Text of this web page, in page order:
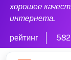
хорошее
интернета.
рейтинг 582